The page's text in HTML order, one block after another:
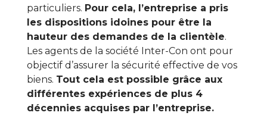
particuliers. Pour cela, l’entreprise a pris
les dispositions idoines pour être la
hauteur des demandes de la clientèle.
Les agents de la société Inter-Con ont pour
objectif d’assurer la sécurité effective de vos
biens. Tout cela est possible grâce aux
différentes expériences de plus 4
décennies acquises par l’entreprise.